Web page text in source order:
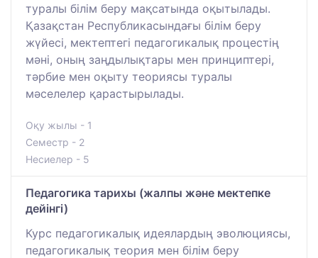
туралы білім беру мақсатында оқытылады.
Қазақстан Республикасындағы білім беру
жүйесі, мектептегі педагогикалық процестің
мәні, оның заңдылықтары мен принциптері,
тәрбие мен оқыту теориясы туралы
мәселелер қарастырылады.
Оқу жылы - 1
Семестр - 2
Несиелер - 5
Педагогика тарихы (жалпы және мектепке
дейінгі)
Курс педагогикалық идеялардың эволюциясы,
педагогикалық теория мен білім беру